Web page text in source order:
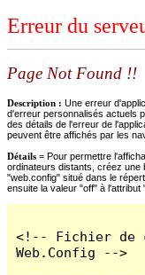
Erreur du
Page Not Found !!
Description : Une erreur
d'erreur personnalisés actuels
des détails de l'erreur de
peuvent être affichés par les
Détails = Pour permettre
ordinateurs distants, créez une
"web.config" situé dans le
ensuite la valeur "off" à l'attribut
<!-- Fichier de
Web.Config -->